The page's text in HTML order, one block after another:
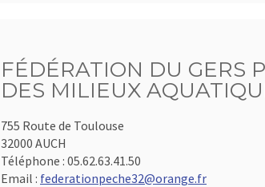
FÉDÉRATION DU GERS
DES MILIEUX
755 Route de Toulouse
32000 AUCH
Téléphone : 05.62.63.41.50
Email : federationpeche32@orange.fr